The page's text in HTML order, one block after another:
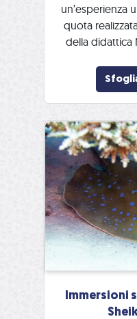
un’esperienza
quota
della didattica
Immersioni